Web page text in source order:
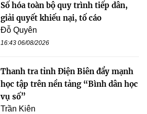
Số hóa toàn bộ quy trình tiếp dân,
giải quyết khiếu nại, tố cáo
Đỗ Quyên
16:43 06/08/2026
Thanh tra tỉnh Điện Biên đẩy mạnh
học tập trên nền tảng “Bình dân học
vụ số”
Trần Kiên